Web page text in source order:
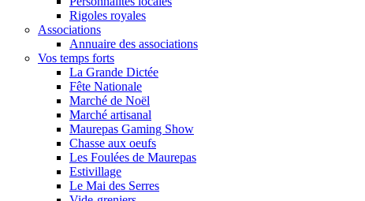
Rigoles royales
Associations
Annuaire des associations
Vos temps forts
La Grande Dictée
Fête Nationale
Marché de Noël
Marché artisanal
Maurepas Gaming Show
Chasse aux oeufs
Les Foulées de Maurepas
Estivillage
Le Mai des Serres